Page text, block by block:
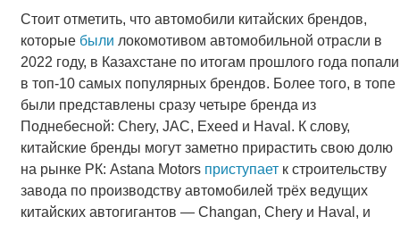
Стоит отметить, что автомобили китайских брендов,
которые были локомотивом автомобильной отрасли в
2022 году, в Казахстане по итогам прошлого года попали
в топ-10 самых популярных брендов. Более того, в топе
были представлены сразу четыре бренда из
Поднебесной: Chery, JAC, Exeed и Haval. К слову,
китайские бренды могут заметно прирастить свою долю
на рынке РК: Astana Motors приступаетк строительству
завода по производству автомобилей трёх ведущих
китайских автогигантов — Changan, Chery и Haval, и